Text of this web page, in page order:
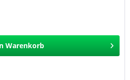
Warenkorb